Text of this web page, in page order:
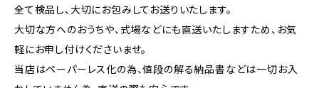
全て検品し、大切にお包みしてお送りいたします。
大切な方へのおうちや、式場などにも直送いたしますため、お気
軽にお申し付けくださいませ。
当店はペーパーレス化の為、値段の解る納品書などは一切お入